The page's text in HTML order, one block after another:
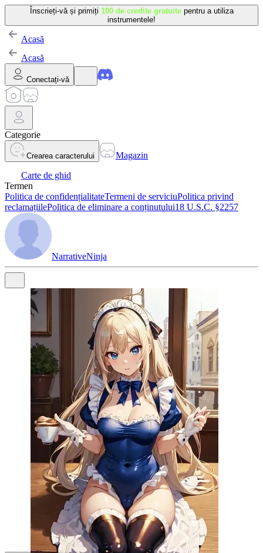
Înscrieți-vă și primiți 100 de credite gratuite pentru a utiliza
instrumentele!
Acasă
Acasă
Conectați-vă
Categorie
Crearea caracterului
Magazin
Carte de ghid
Termen
Politica de confidențialitateTermeni de serviciuPolitica privind
reclamațiilePolitica de eliminare a conținutului18 U.S.C. §2257
NarrativeNinja